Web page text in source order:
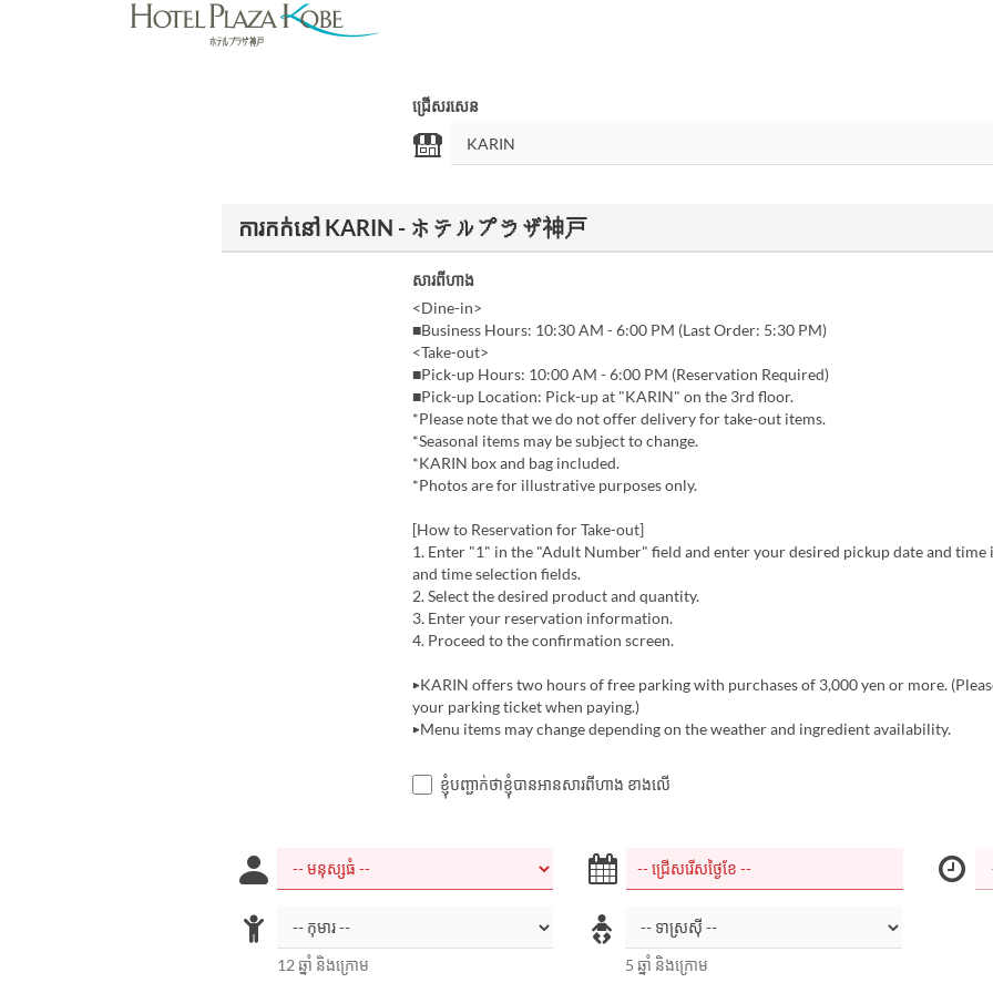
ជ្រើសរសេន
ការកក់នៅ KARIN - ホテルプラザ神戸
សារពីហាង
<Dine-in>
■Business Hours: 10:30 AM - 6:00 PM (Last Order: 5:30 PM)
<Take-out>
■Pick-up Hours: 10:00 AM - 6:00 PM (Reservation Required)
■Pick-up Location: Pick-up at "KARIN" on the 3rd floor.
*Please note that we do not offer delivery for take-out items.
*Seasonal items may be subject to change.
*KARIN box and bag included.
*Photos are for illustrative purposes only.
[How to Reservation for Take-out]
1. Enter "1" in the "Adult Number" field and enter your desired pickup date and time
and time selection fields.
2. Select the desired product and quantity.
3. Enter your reservation information.
4. Proceed to the confirmation screen.
▶KARIN offers two hours of free parking with purchases of 3,000 yen or more.
your parking ticket when paying.)
▶Menu items may change depending on the weather and ingredient availability.
ខ្ញុំបញ្ជាក់ថាខ្ញុំបានអានសារពីហាង ខាងលើ
12 ឆ្នាំ និងក្រោម 5 ឆ្នាំ និងក្រោម